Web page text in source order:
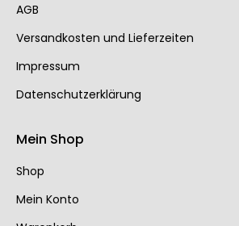
AGB
Ver­sand­kos­ten und Lie­fer­zei­ten
Impressum
Datenschutzerklärung
Mein Shop
Shop
Mein Konto